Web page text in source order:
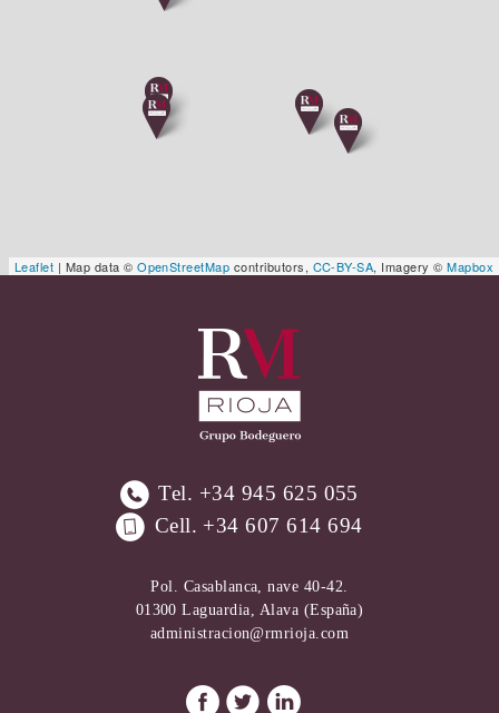
Leaflet | Map data ©OpenStreetMap contributors, CC-BY-SA, Imagery ©Mapbox
Tel. +34 945 625 055
Cell. +34 607 614 694
Pol. Casablanca, nave 40-42.
01300 Laguardia, Alava (España)
administracion@rmrioja.com